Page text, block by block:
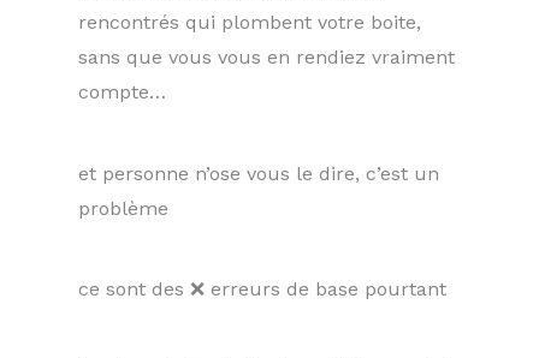
rencontrés qui plombent votre boite,
sans que vous vous en rendiez vraiment
compte…
et personne n’ose vous le dire, c’est un
problème
ce sont des ❌ erreurs de base pourtant